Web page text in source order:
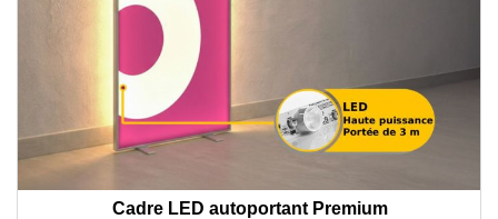
Cadre LED autoportant Premium